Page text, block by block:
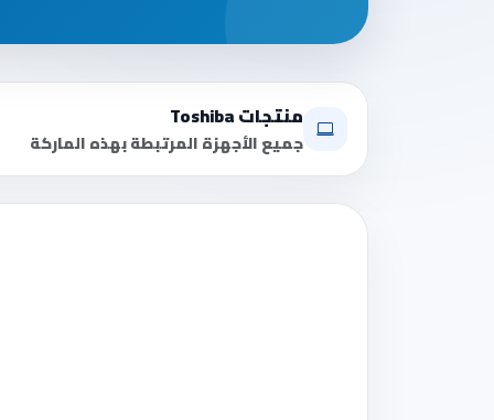
منتجات Toshiba
جميع الأجهزة المرتبطة بهذه الماركة